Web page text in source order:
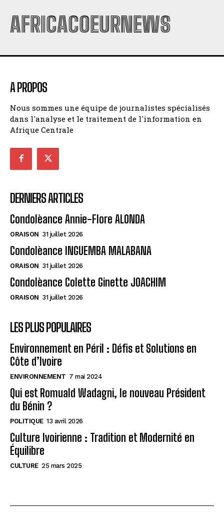
AFRICACOEURNEWS
A PROPOS
Nous sommes une équipe de journalistes spécialisés
dans l'analyse et le traitement de l'information en
Afrique Centrale
DERNIERS ARTICLES
Condolèance Annie-Flore ALONDA
ORAISON 31 juillet 2026
Condolèance INGUEMBA MALABANA
ORAISON 31 juillet 2026
Condolèance Colette Ginette JOACHIM
ORAISON 31 juillet 2026
LES PLUS POPULAIRES
Environnement en Péril : Défis et Solutions en
Côte d’Ivoire
ENVIRONNEMENT 7 mai 2024
Qui est Romuald Wadagni, le nouveau Président
du Bénin ?
POLITIQUE 13 avril 2026
Culture Ivoirienne : Tradition et Modernité en
Équilibre
CULTURE 25 mars 2025